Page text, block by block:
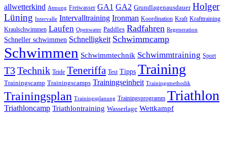
allwetterkind Atmung Freiwasser GA1 GA2 Grundlagenausdauer Holger
Lüning Intervalle Intervalltraining Ironman Koordination Kraft Krafttraining
Kraulschwimmen Laufen Openwater Paddles Radfahren Regeneration
Schneller schwimmen Schnelligkeit Schwimmcamp
Schwimmen Schwimmtechnik Schwimmtraining Sport
T3Technik Teide Teneriffa Test Tipps Training
Trainingscamp Trainingscamps Trainingseinheit Trainingsmethodik
Trainingsplan Trainingsplanung Trainingsprogramm Triathlon
Triathloncamp Triathlontraining Wasserlage Wettkampf